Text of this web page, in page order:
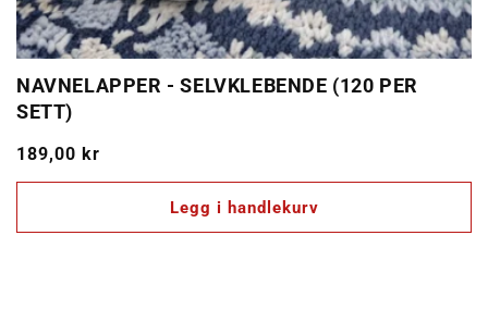
NAVNELAPPER - SELVKLEBENDE (120 PER
SETT)
Vanlig
pris
189,00 kr
Legg i handlekurv